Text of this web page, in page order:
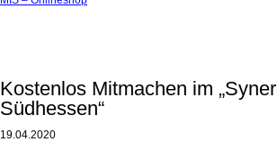
Kostenlos Mitmachen im
Südhessen“
19.04.2020